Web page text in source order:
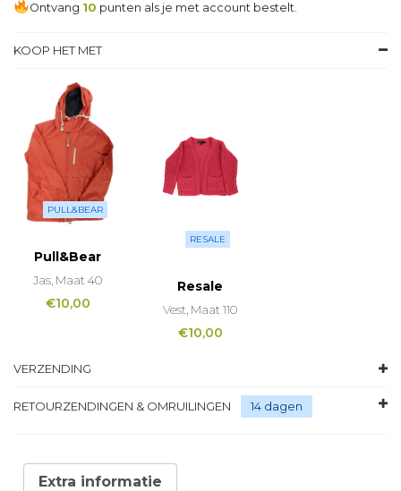
Ontvang 10 punten als je met account bestelt.
KOOP HET MET
PULL&BEAR
Pull&Bear
Jas, Maat 40
€10,00
RESALE
Resale
Vest, Maat 110
€10,00
VERZENDING
RETOURZENDINGEN & OMRUILINGEN 14 dagen
Extra informatie